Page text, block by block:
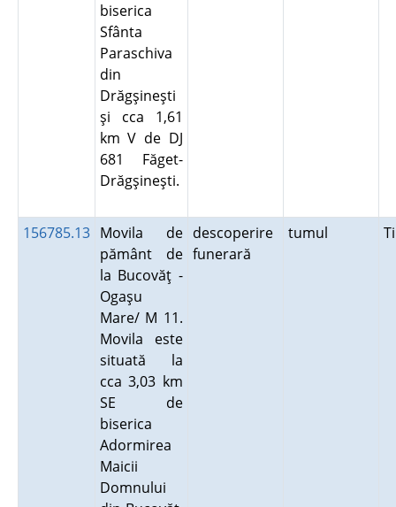
biserica
Sfânta
Paraschiva
din
Drăgşineşti
şi cca 1,61
km V de DJ
681 Făget-
Drăgşineşti.
156785.13 Movila de
pământ de
la Bucovăţ -
Ogaşu
Mare/ M 11.
Movila este
situată la
cca 3,03 km
SE de
biserica
Adormirea
Maicii
Domnului
descoperire
funerară
tumul